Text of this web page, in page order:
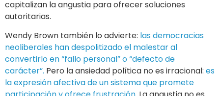
capitalizan la angustia para ofrecer soluciones
autoritarias.
Wendy Brown también lo advierte: las democracias
neoliberales han despolitizado el malestar al
convertirlo en “fallo personal” o “defecto de
carácter”. Pero la ansiedad política no es irracional: es
la expresión afectiva de un sistema que promete